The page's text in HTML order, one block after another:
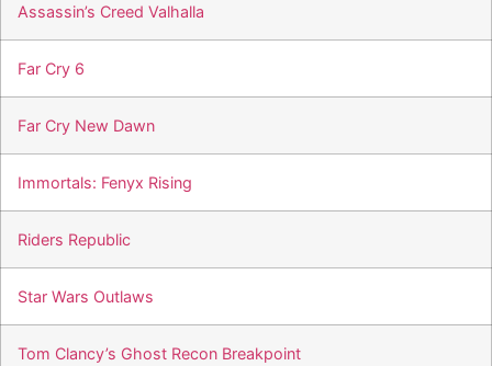
Assassin’s Creed Valhalla
Far Cry 6
Far Cry New Dawn
Immortals: Fenyx Rising
Riders Republic
Star Wars Outlaws
Tom Clancy’s Ghost Recon Breakpoint